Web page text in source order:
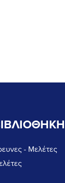
- Μελέτες